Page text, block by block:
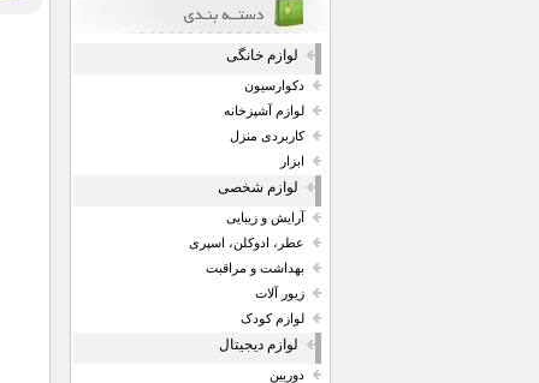
لوازم خانگی
دکوارسیون
لوازم آشپزخانه
کاربردی منزل
ابزار
لوازم شخصی
آرایش و زیبایی
عطر، ادوکلن، اسپری
بهداشت و مراقبت
زیور آلات
لوازم کودک
لوازم دیجیتال
دوربین